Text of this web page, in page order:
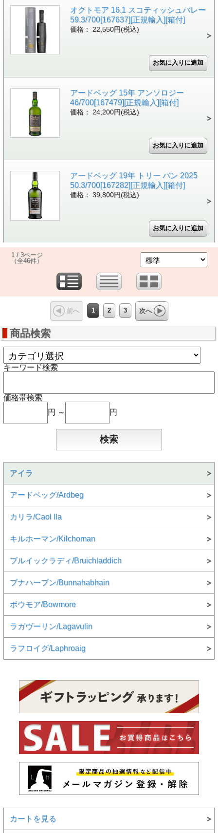
オクトモア 16.1 スコティッシュバレー
59.3/700[167637][正規輸入][箱付]
価格： 22,550円(税込)
アードベッグ 15年 アンソロジー
46/700[167479][正規輸入][箱付]
価格： 24,200円(税込)
アードベッグ 19年 トリー バン 2025
50.3/700[167282][正規輸入][箱付]
価格： 39,800円(税込)
1 / 3ページ
（全46件）
前へ 1 2 3 次へ
商品検索
キーワード検索
価格帯検索
円 ～
円
アイラ
アードベッグ/Ardbeg
カリラ/Caol Ila
キルホーマン/Kilchoman
ブルイックラディ/Bruichladdich
ブナハーブン/Bunnahabhain
ボウモア/Bowmore
ラガヴーリン/Lagavulin
ラフロイグ/Laphroaig
カートを見る